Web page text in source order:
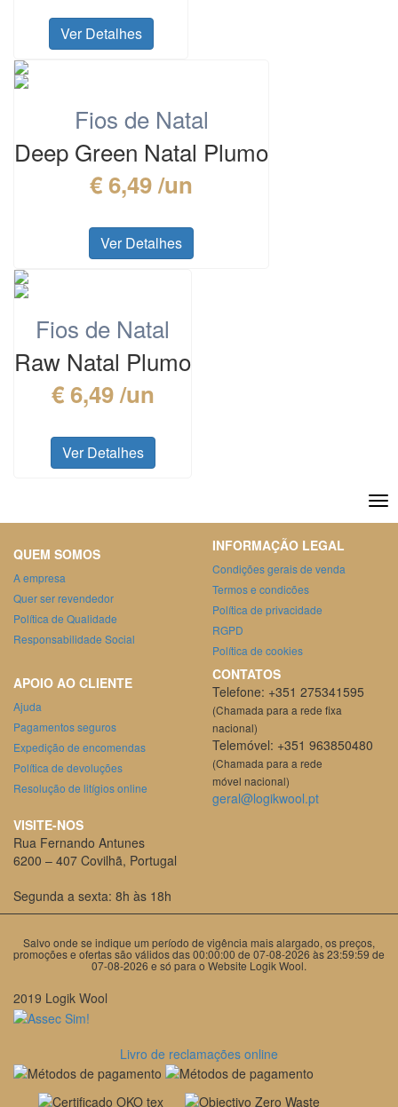
Ver Detalhes
Fios de Natal
Deep Green Natal Plumo
€ 6,49 /un
Ver Detalhes
Fios de Natal
Raw Natal Plumo
€ 6,49 /un
Ver Detalhes
QUEM SOMOS
A empresa
Quer ser revendedor
Política de Qualidade
Responsabilidade Social
INFORMAÇÃO LEGAL
Condições gerais de venda
Termos e condicões
Política de privacidade
RGPD
Política de cookies
APOIO AO CLIENTE
Ajuda
Pagamentos seguros
Expedição de encomendas
Política de devoluções
Resolução de litígios online
CONTATOS
Telefone: +351 275341595
(Chamada para a rede fixa
nacional)
Telemóvel: +351 963850480
(Chamada para a rede
móvel nacional)
geral@logikwool.pt
VISITE-NOS
Rua Fernando Antunes
6200 – 407 Covilhã, Portugal
Segunda a sexta: 8h às 18h
Salvo onde se indique um período de vigência mais alargado, os preços,
promoções e ofertas são válidos das 00:00:00 de 07-08-2026 às 23:59:59 de
07-08-2026 e só para o Website Logik Wool.
2019 Logik Wool
Livro de reclamações online